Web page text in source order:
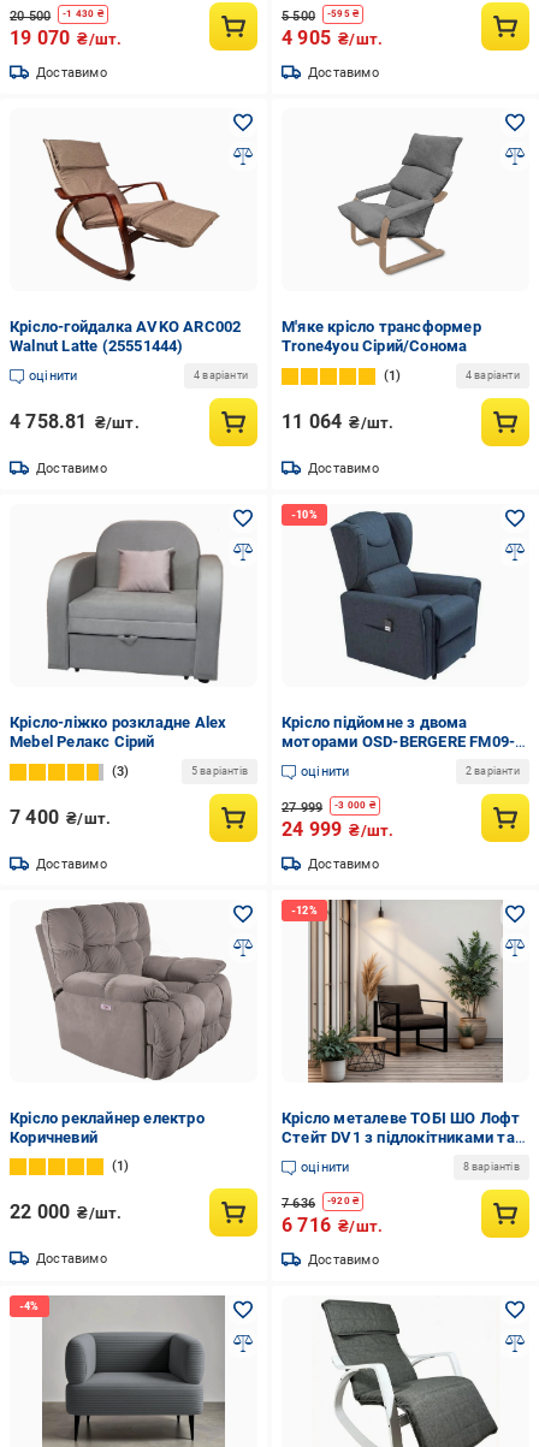
20 500 -1 430 ₴
19 070 ₴/шт.
Доставимо
5 500 -595₴
4 905 ₴/шт.
Доставимо
Крісло-гойдалка AVKO ARC002
Walnut Latte (25551444)
оцінити 4 варіанти
4 758.81 ₴/шт.
Доставимо
М'яке крісло трансформер
Trone4you Сірий/Сонома
1 4 варіанти
11 064 ₴/шт.
Доставимо
Крісло-ліжко розкладне Alex
Mebel Релакс Сірий
3 5 варіантів
7 400 ₴/шт.
Доставимо
Крісло підйомне з двома
моторами OSD-BERGERE FM09-
1LD-R Синій (20793267)
оцінити 2 варіанти
27 999 -3 000 ₴
24 999 ₴/шт.
Доставимо
Крісло реклайнер електро
Коричневий
1
22 000 ₴/шт.
Доставимо
Крісло металеве ТОБІ ШО Лофт
Стейт DV1 з підлокітниками та
м'якими подушками рогожка
750х700х700 мм 08/Коричневий
оцінити 8 варіантів
7 636 -920₴
6 716 ₴/шт.
Доставимо